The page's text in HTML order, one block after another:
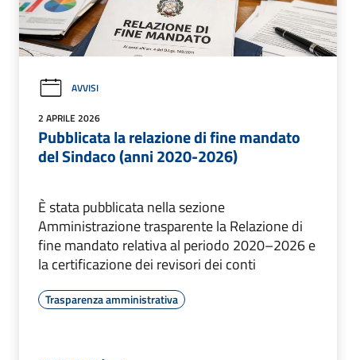
AVVISI
2 APRILE 2026
Pubblicata la relazione di fine mandato
del Sindaco (anni 2020-2026)
È stata pubblicata nella sezione
Amministrazione trasparente la Relazione di
fine mandato relativa al periodo 2020–2026 e
la certificazione dei revisori dei conti
Trasparenza amministrativa